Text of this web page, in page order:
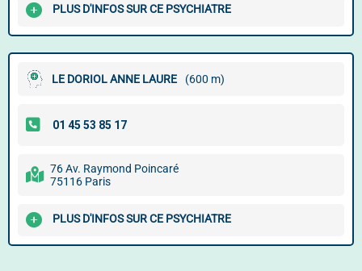
PLUS D'INFOS SUR CE PSYCHIATRE
LE DORIOL ANNE LAURE (600 m)
76 Av. Raymond Poincaré
75116 Paris
PLUS D'INFOS SUR CE PSYCHIATRE